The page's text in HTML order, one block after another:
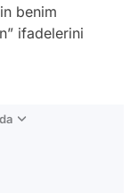
benim
ifadelerini